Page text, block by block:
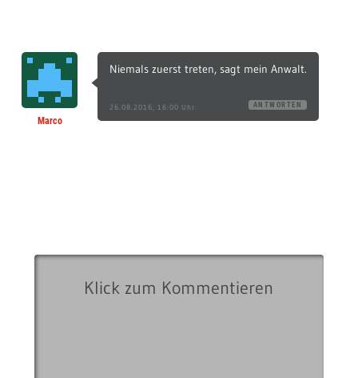
Marco
Niemals zuerst treten, sagt mein Anwalt.
26.08.2016, 16:00 Uhr ANTWORTEN